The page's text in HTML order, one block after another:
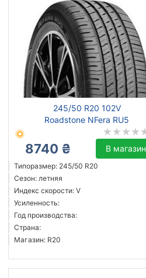
245/50 R20 102V
Roadstone NFera RU5
8740 ₴ В магазин
Типоразмер: 245/50 R20
Сезон: летняя
Индекс скорости: V
Усиленность:
Год производства:
Страна:
Магазин: R20